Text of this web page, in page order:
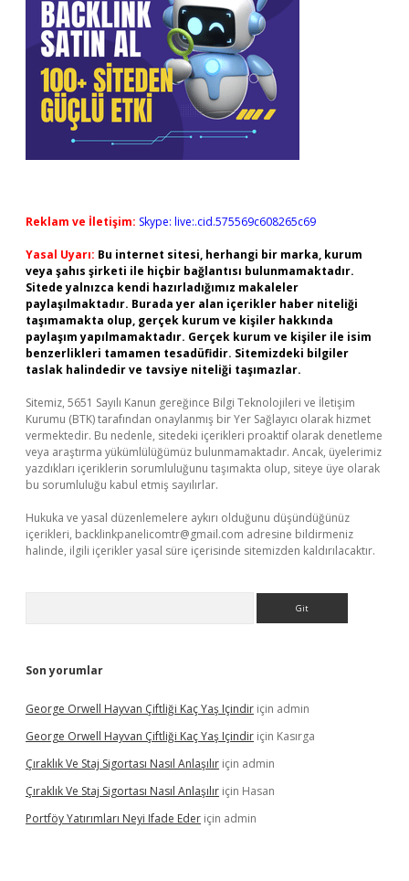
Reklam ve İletişim: Skype: live:.cid.575569c608265c69
Yasal Uyarı: Bu internet sitesi, herhangi bir marka, kurum
veya şahıs şirketi ile hiçbir bağlantısı bulunmamaktadır.
Sitede yalnızca kendi hazırladığımız makaleler
paylaşılmaktadır. Burada yer alan içerikler haber niteliği
taşımamakta olup, gerçek kurum ve kişiler hakkında
paylaşım yapılmamaktadır. Gerçek kurum ve kişiler ile isim
benzerlikleri tamamen tesadüfidir. Sitemizdeki bilgiler
taslak halindedir ve tavsiye niteliği taşımazlar.
Sitemiz, 5651 Sayılı Kanun gereğince Bilgi Teknolojileri ve İletişim
Kurumu (BTK) tarafından onaylanmış bir Yer Sağlayıcı olarak hizmet
vermektedir. Bu nedenle, sitedeki içerikleri proaktif olarak denetleme
veya araştırma yükümlülüğümüz bulunmamaktadır. Ancak, üyelerimiz
yazdıkları içeriklerin sorumluluğunu taşımakta olup, siteye üye olarak
bu sorumluluğu kabul etmiş sayılırlar.
Hukuka ve yasal düzenlemelere aykırı olduğunu düşündüğünüz
içerikleri, backlinkpanelicomtr@gmail.com adresine bildirmeniz
halinde, ilgili içerikler yasal süre içerisinde sitemizden kaldırılacaktır.
Son yorumlar
George Orwell Hayvan Çiftliği Kaç Yaş Içindir için admin
George Orwell Hayvan Çiftliği Kaç Yaş Içindir için Kasırga
Çıraklık Ve Staj Sigortası Nasıl Anlaşılır için admin
Çıraklık Ve Staj Sigortası Nasıl Anlaşılır için Hasan
Portföy Yatırımları Neyi Ifade Eder için admin